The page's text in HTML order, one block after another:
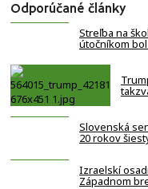
Odporúčané články
Streľba na
útočníkom
Slovenská
20 rokov
Izraelskí
Západnom